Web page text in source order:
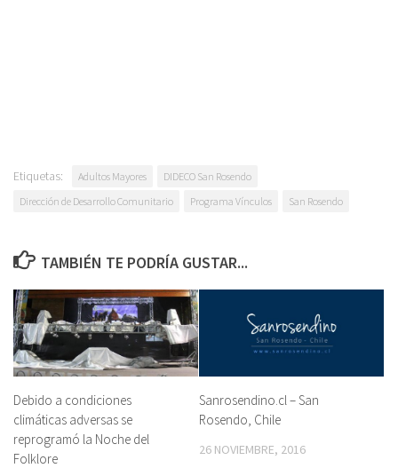
Etiquetas: Adultos Mayores
DIDECO San Rosendo
Dirección de Desarrollo Comunitario
Programa Vínculos San Rosendo
TAMBIÉN TE PODRÍA GUSTAR...
Debido a condiciones
climáticas adversas se
reprogramó la Noche del
Folklore
Sanrosendino.cl – San
Rosendo, Chile
26 NOVIEMBRE, 2016